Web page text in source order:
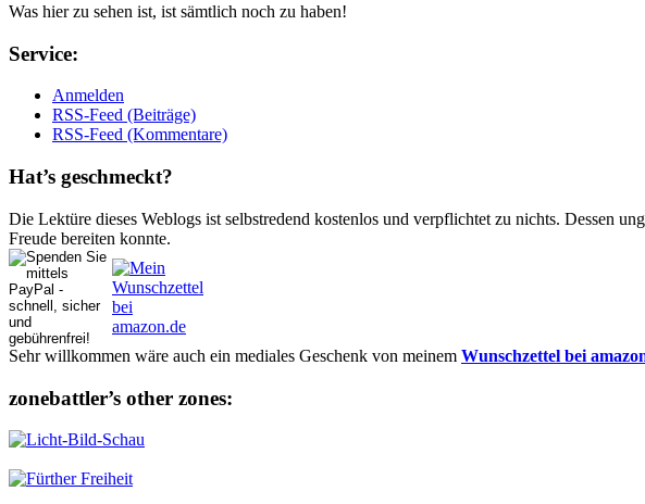
Was hier zu sehen ist, ist sämt­lich noch zu haben!
Ser­vice:
Anmelden
RSS-Feed (Beiträge)
RSS-Feed (Kommentare)
Hat’s ge­schmeckt?
Die Lektüre dieses Weblogs ist selbstredend kostenlos und ver­pflich­tet zu nichts. Dessen
Freude bereiten konnte.
Sehr willkommen wäre auch ein mediales Geschenk von meinem Wunschzettel bei
zonebattler’s other zo­nes: